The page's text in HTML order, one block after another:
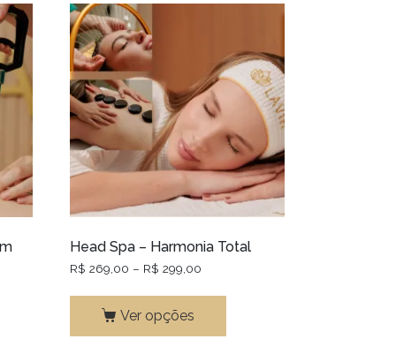
Head Spa – Harmonia Total
R$ 269,00 – R$ 299,00
Ver opções